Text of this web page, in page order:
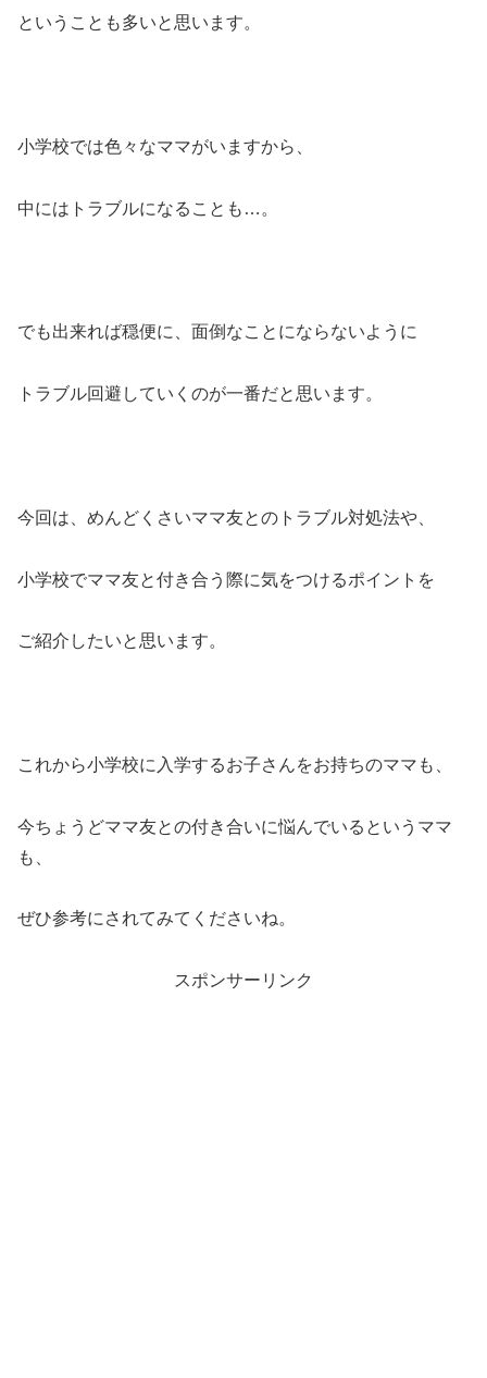
ということも多いと思います。
小学校では色々なママがいますから、
中にはトラブルになることも…。
でも出来れば穏便に、面倒なことにならないように
トラブル回避していくのが一番だと思います。
今回は、めんどくさいママ友とのトラブル対処法や、
小学校でママ友と付き合う際に気をつけるポイントを
ご紹介したいと思います。
これから小学校に入学するお子さんをお持ちのママも、
今ちょうどママ友との付き合いに悩んでいるというママ
も、
ぜひ参考にされてみてくださいね。
スポンサーリンク